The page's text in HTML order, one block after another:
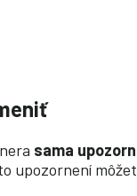
sama
upozornení